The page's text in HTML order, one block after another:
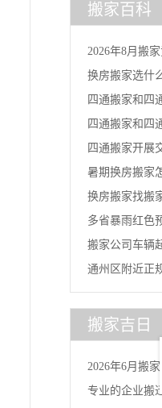
搬家百科
2026年8月搬
换房搬家选什
四通搬家和四
四通搬家和四
四通搬家开展
暑期换房搬家
换房搬家找搬
多省暴雨红色
搬家公司车辆
通州区附近正
搬家吉日
2026年6月搬家
专业的企业搬